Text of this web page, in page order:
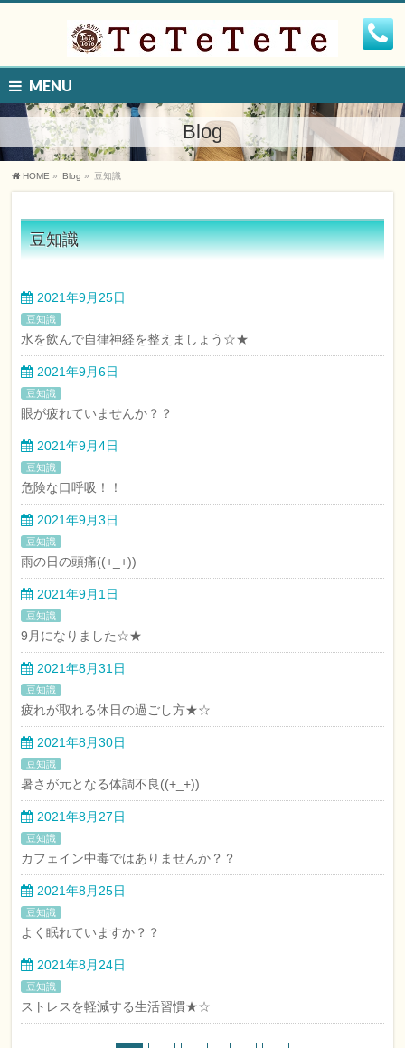
MENU
Blog
HOME » Blog » 豆知識
豆知識
2021年9月25日
豆知識
水を飲んで自律神経を整えましょう☆★
2021年9月6日
豆知識
眼が疲れていませんか？？
2021年9月4日
豆知識
危険な口呼吸！！
2021年9月3日
豆知識
雨の日の頭痛((+_+))
2021年9月1日
豆知識
9月になりました☆★
2021年8月31日
豆知識
疲れが取れる休日の過ごし方★☆
2021年8月30日
豆知識
暑さが元となる体調不良((+_+))
2021年8月27日
豆知識
カフェイン中毒ではありませんか？？
2021年8月25日
豆知識
よく眠れていますか？？
2021年8月24日
豆知識
ストレスを軽減する生活習慣★☆